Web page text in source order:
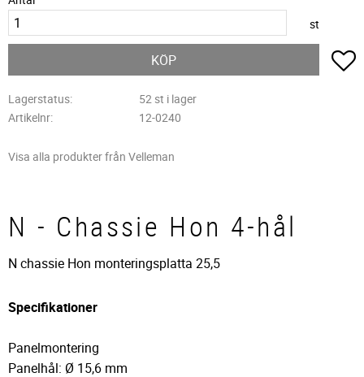
st
KÖP
Lagerstatus
52 st i lager
Artikelnr
12-0240
Visa alla produkter från Velleman
N - Chassie Hon 4-hål
N chassie Hon monteringsplatta 25,5
Specifikationer
Panelmontering
Panelhål: Ø 15,6 mm